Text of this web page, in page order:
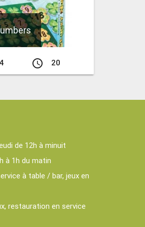
access_time 20
de 12h à minuit
à 1h du matin
à table / bar, jeux en
restauration en service